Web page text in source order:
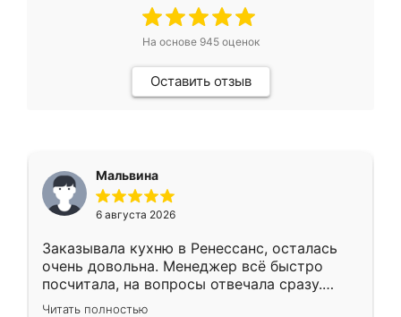
На основе 945оценок
Оставить отзыв
Мальвина
6 августа 2026
Заказывала кухню в Ренессанс, осталась
очень довольна. Менеджер всё быстро
посчитала, на вопросы отвечала сразу.
Замерщик приехал в субботу, подошёл к
Читать полностью